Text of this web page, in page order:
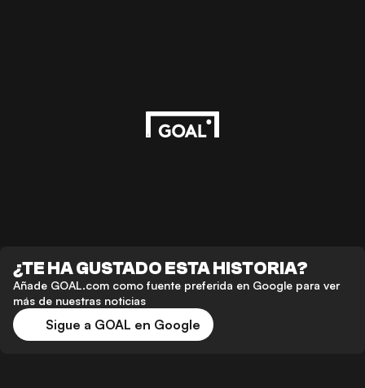
¿TE HA GUSTADO ESTA HISTORIA?
Añade GOAL.com como fuente preferida en Google para ver
más de nuestras noticias
Sigue a GOAL en Google